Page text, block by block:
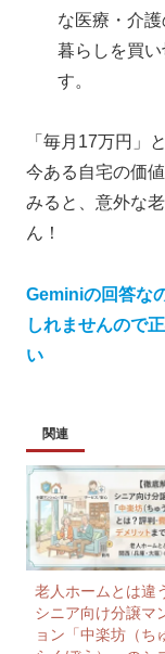
な医療・介
暮らしを買
す。
「毎月17万円」
今ある自宅の価
みると、意外な
ん！
Geminiの回答な
しれませんので
い
関連
老人ホームとは違
シニア向け分譲マ
ョン「中楽坊（ち